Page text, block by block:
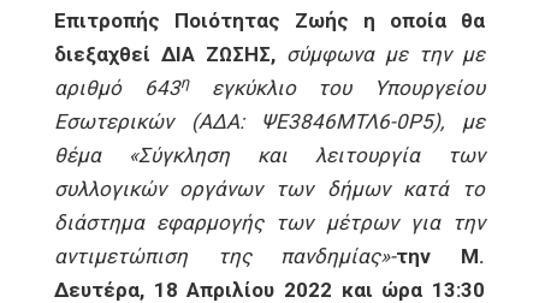
Επιτροπής Ποιότητας Ζωής η οποία θα
διεξαχθεί ΔΙΑ ΖΩΣΗΣ, σύμφωνα με την με
αριθμό 643ηεγκύκλιο του Υπουργείου
Εσωτερικών (ΑΔΑ: ΨΕ3846ΜΤΛ6-0Ρ5), με
θέμα «Σύγκληση και λειτουργία των
συλλογικών οργάνων των δήμων κατά το
διάστημα εφαρμογής των μέτρων για την
αντιμετώπιση της πανδημίας»-την Μ.
Δευτέρα, 18 Απριλίου 2022 και ώρα 13:30